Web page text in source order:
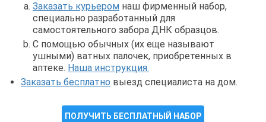
Заказать курьером наш фирменный набор,
специально разработанный для
самостоятельного забора ДНК образцов.
С помощью обычных (их еще называют
ушными) ватных палочек, приобретенных в
аптеке. Наша инструкция.
Заказать бесплатно выезд специалиста на дом.
ПОЛУЧИТЬ БЕСПЛАТНЫЙ НАБОР